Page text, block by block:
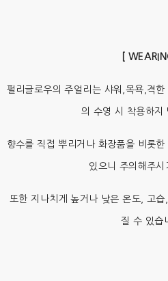
[
펄리글로우의 주얼리는 샤워,목욕,격
의 수영 시 착용하지
향수를 직접 뿌리거나 화장품을 비롯
있으니 주의해주시
또한 지나치게 높거나 낮은 온도, 고
질 수 있습